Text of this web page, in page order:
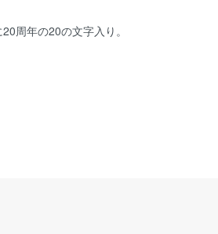
周年の20の文字入り。